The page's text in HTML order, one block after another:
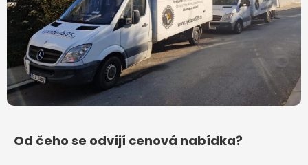
Od čeho se odvíjí cenová nabídka?